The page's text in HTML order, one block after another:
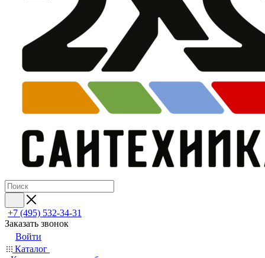
+7 (495) 532‑34‑31
Заказать звонок
Войти
Каталог